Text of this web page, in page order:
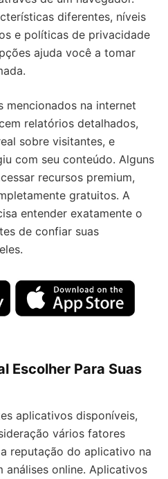
diferentes, níveis
e políticas de privacidade
ajuda você a tomar
mencionados na internet
relatórios detalhados,
sobre visitantes, e
com seu conteúdo. Alguns
recursos premium,
gratuitos. A
entender exatamente o
de confiar suas
Escolher Para Suas
aplicativos disponíveis,
vários fatores
reputação do aplicativo na
análises online. Aplicativos